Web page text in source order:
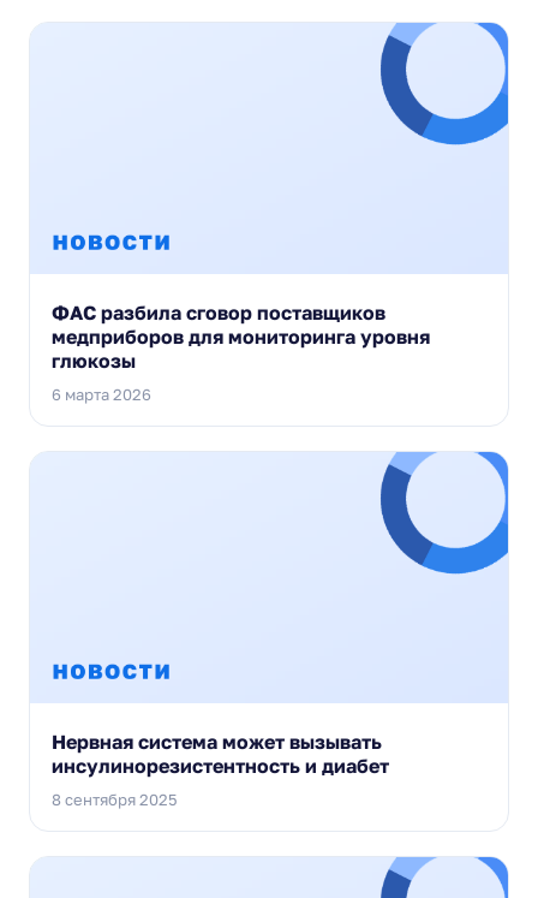
ФАС разбила сговор поставщиков
медприборов для мониторинга уровня
глюкозы
6 марта 2026
Нервная система может вызывать
инсулинорезистентность и диабет
8 сентября 2025